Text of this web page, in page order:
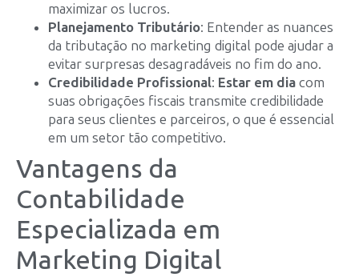
maximizar os lucros.
Planejamento Tributário: Entender as nuances
da tributação no marketing digital pode ajudar a
evitar surpresas desagradáveis no fim do ano.
Credibilidade Profissional: Estar em dia com
suas obrigações fiscais transmite credibilidade
para seus clientes e parceiros, o que é essencial
em um setor tão competitivo.
Vantagens da
Contabilidade
Especializada em
Marketing Digital